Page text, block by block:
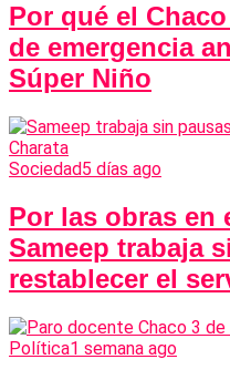
Por qué el
de emergencia
Súper Niño
Sociedad5 días ago
Por las obras en
Sameep trabaja
restablecer el
Política1 semana ago